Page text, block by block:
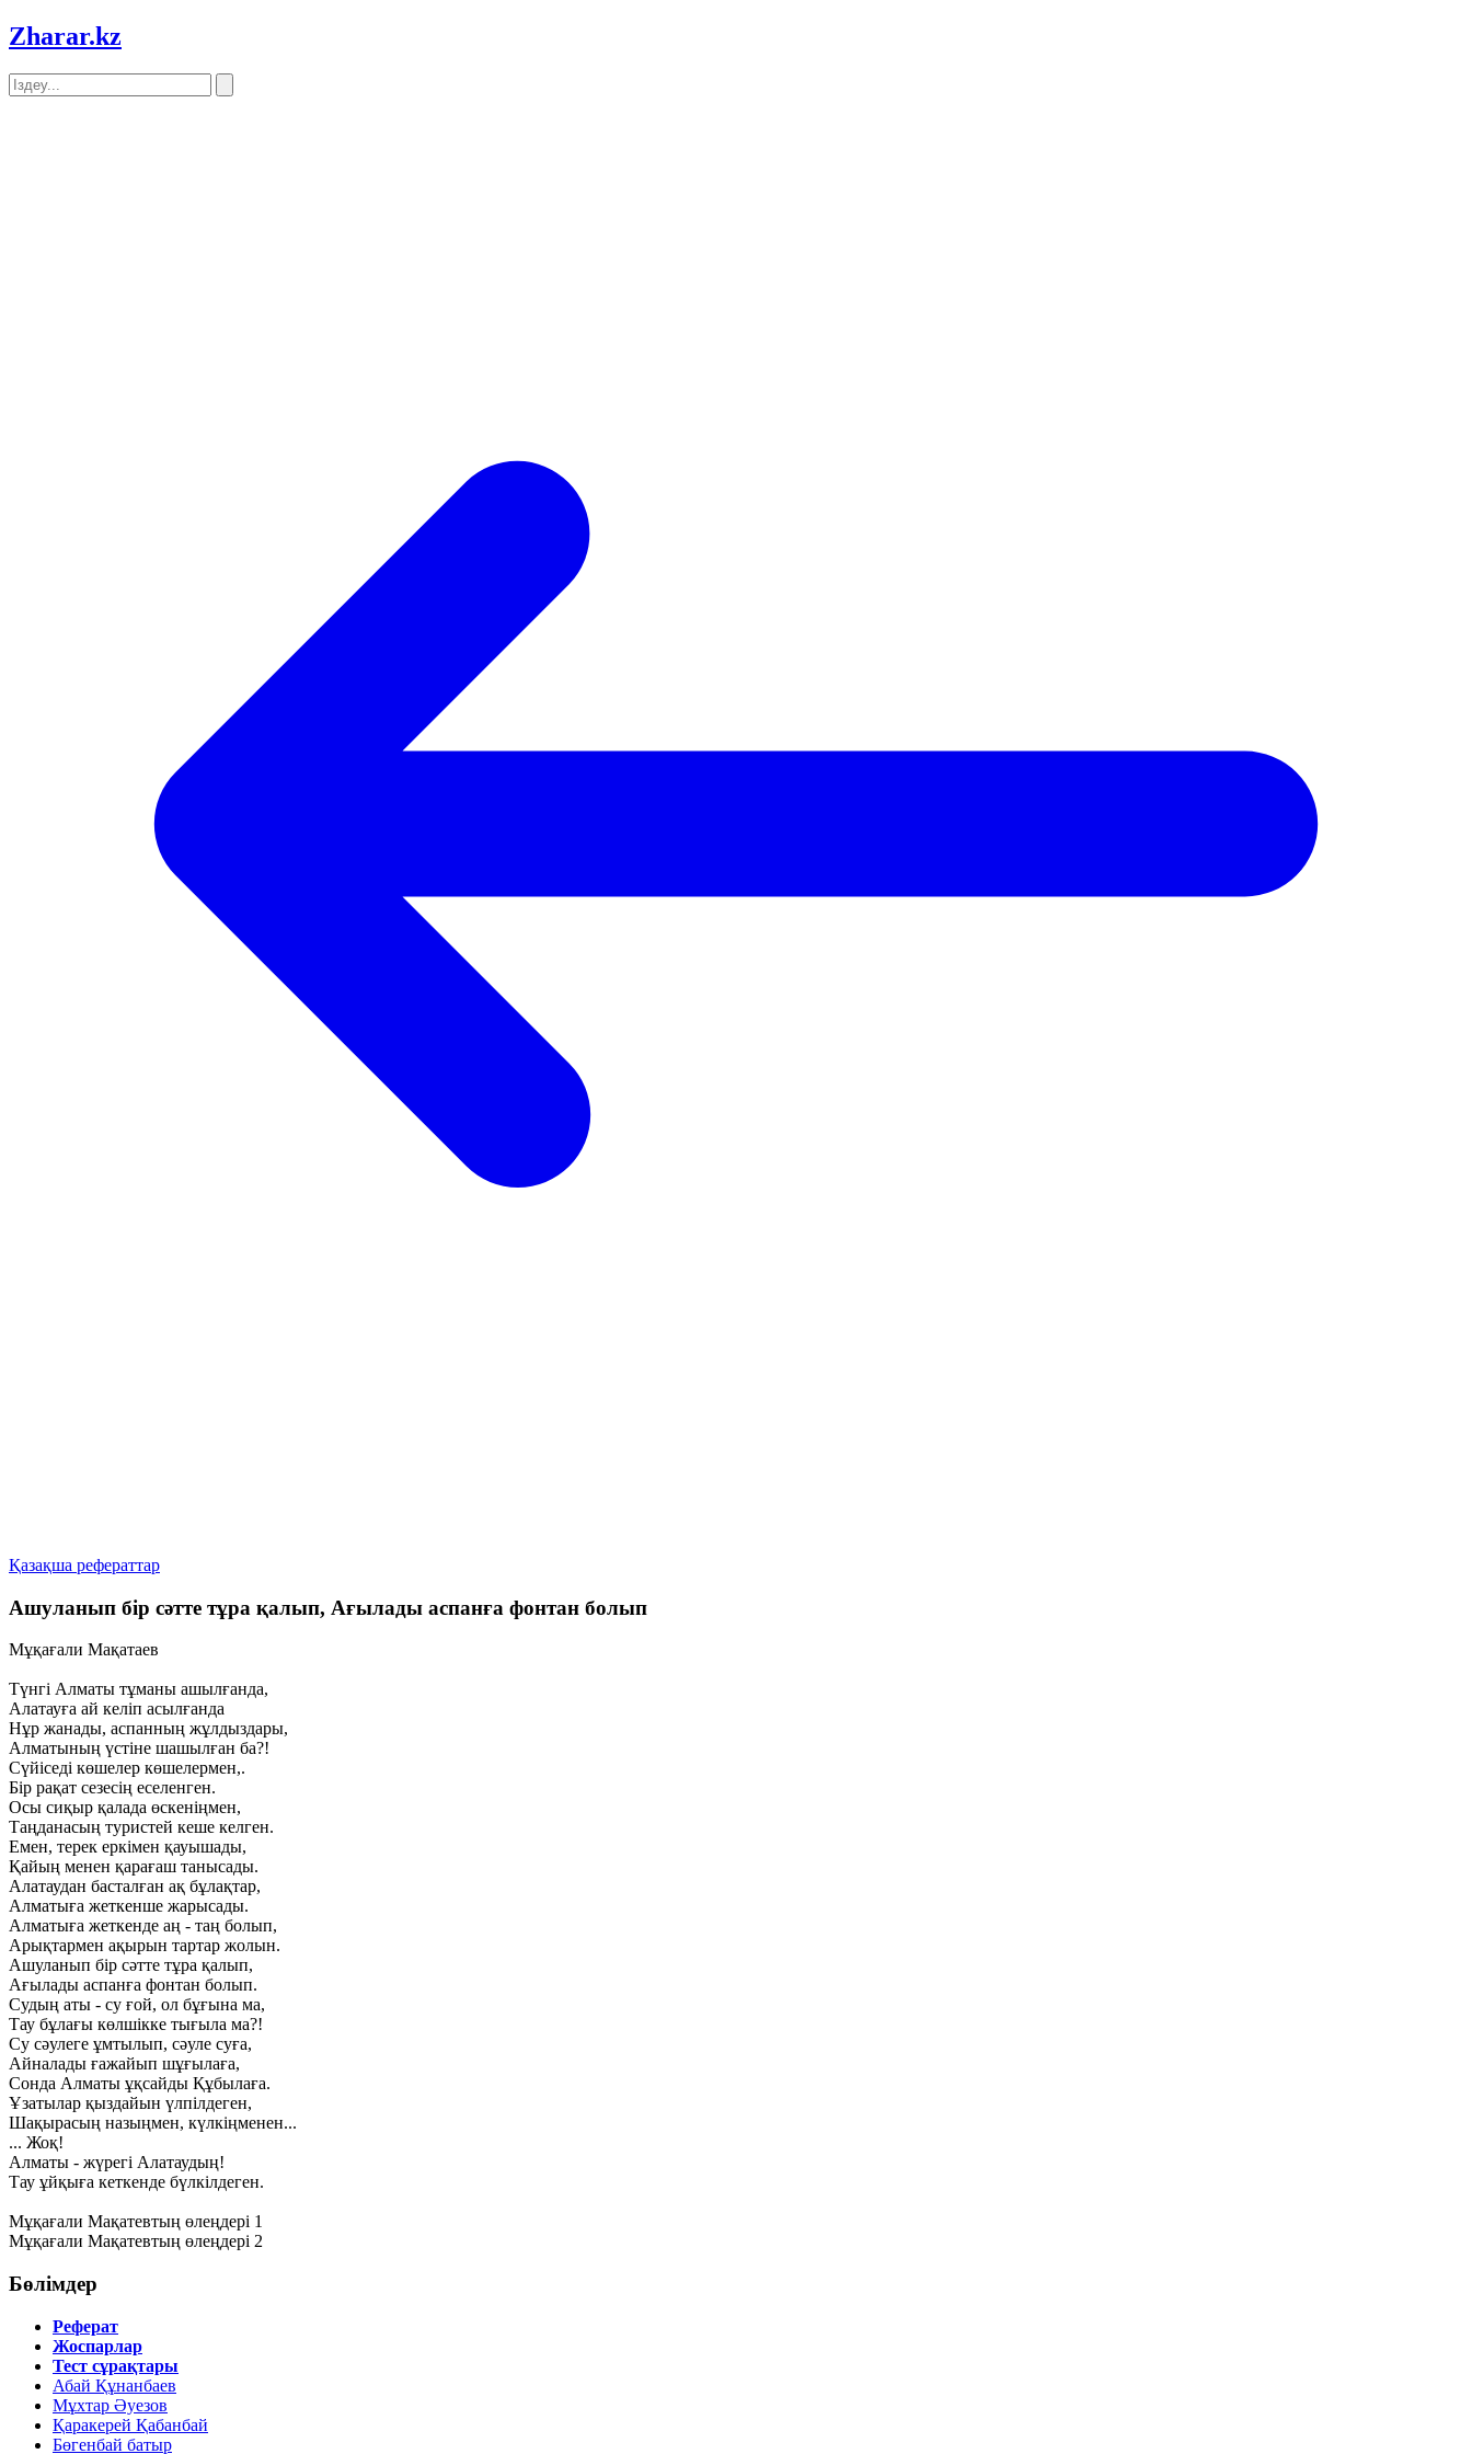
Zharar.kz
Қазақша рефераттар
Ашуланып бір сәтте тұра қалып, Ағылады аспанға фонтан болып
Мұқағали Мақатаев
Түнгі Алматы тұманы ашылғанда,
Алатауға ай келіп асылғанда
Нұр жанады, аспанның жұлдыздары,
Алматының үстіне шашылған ба?!
Сүйіседі көшелер көшелермен,.
Бір рақат сезесің еселенген.
Осы сиқыр қалада өскеніңмен,
Таңданасың туристей кеше келген.
Емен, терек еркімен қауышады,
Қайың менен қарағаш танысады.
Алатаудан басталған ақ бұлақтар,
Алматыға жеткенше жарысады.
Алматыға жеткенде аң - таң болып,
Арықтармен ақырын тартар жолын.
Ашуланып бір сәтте тұра қалып,
Ағылады аспанға фонтан болып.
Судың аты - су ғой, ол бұғына ма,
Тау бұлағы көлшікке тығыла ма?!
Су сәулеге ұмтылып, сәуле суға,
Айналады ғажайып шұғылаға,
Сонда Алматы ұқсайды Құбылаға.
Ұзатылар қыздайын үлпілдеген,
Шақырасың назыңмен, күлкіңменен...
... Жоқ!
Алматы - жүрегі Алатаудың!
Тау ұйқыға кеткенде бүлкілдеген.
Мұқағали Мақатевтың өлеңдері 1
Мұқағали Мақатевтың өлеңдері 2
Бөлімдер
Реферат
Жоспарлар
Тест сұрақтары
Абай Құнанбаев
Мұхтар Әуезов
Қаракерей Қабанбай
Бөгенбай батыр